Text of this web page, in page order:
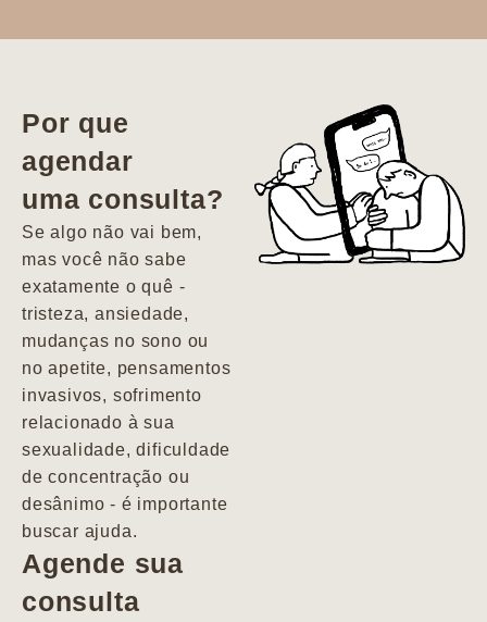
vida. Ela me
encontrou num
estado misto de
depressão e
agitação com
pensamentos
Por que
agendar
uma consulta?
Se algo não vai bem,
mas você não sabe
exatamente o quê -
tristeza, ansiedade,
mudanças no sono ou
no apetite, pensamentos
invasivos, sofrimento
relacionado à sua
sexualidade, dificuldade
de concentração ou
desânimo - é importante
buscar ajuda.
Agende sua
consulta